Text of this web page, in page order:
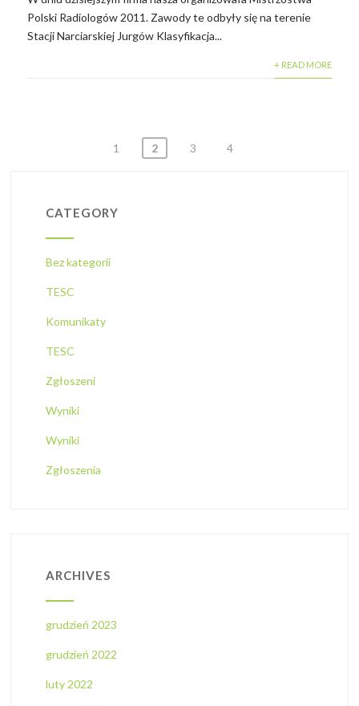
Polski Radiologów 2011. Zawody te odbyły się na terenie
Stacji Narciarskiej Jurgów Klasyfikacja...
+ READ MORE
STRONICOWANIE
1 2 3 4
CATEGORY
Bez kategorii
TESC
Komunikaty
TESC
Zgłoszeni
Wyniki
Wyniki
Zgłoszenia
ARCHIVES
grudzień 2023
grudzień 2022
luty 2022